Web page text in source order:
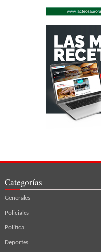
Categorías
Generales
Policiales
Política
Deportes